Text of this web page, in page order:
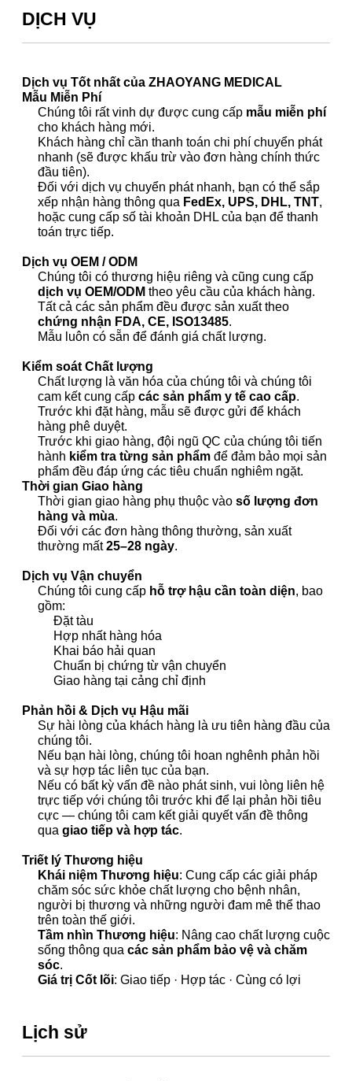
DỊCH VỤ
Dịch vụ Tốt nhất của ZHAOYANG MEDICAL
Mẫu Miễn Phí
Chúng tôi rất vinh dự được cung cấp mẫu miễn phí
cho khách hàng mới.
Khách hàng chỉ cần thanh toán chi phí chuyển phát
nhanh (sẽ được khấu trừ vào đơn hàng chính thức
đầu tiên).
Đối với dịch vụ chuyển phát nhanh, bạn có thể sắp
xếp nhận hàng thông qua FedEx, UPS, DHL, TNT,
hoặc cung cấp số tài khoản DHL của bạn để thanh
toán trực tiếp.
Dịch vụ OEM / ODM
Chúng tôi có thương hiệu riêng và cũng cung cấp
dịch vụ OEM/ODMtheo yêu cầu của khách hàng.
Tất cả các sản phẩm đều được sản xuất theo
chứng nhận FDA, CE, ISO13485.
Mẫu luôn có sẵn để đánh giá chất lượng.
Kiểm soát Chất lượng
Chất lượng là văn hóa của chúng tôi và chúng tôi
cam kết cung cấp các sản phẩm y tế cao cấp.
Trước khi đặt hàng, mẫu sẽ được gửi để khách
hàng phê duyệt.
Trước khi giao hàng, đội ngũ QC của chúng tôi tiến
hành kiểm tra từng sản phẩmđể đảm bảo mọi sản
phẩm đều đáp ứng các tiêu chuẩn nghiêm ngặt.
Thời gian Giao hàng
Thời gian giao hàng phụ thuộc vào số lượng đơn
hàng và mùa.
Đối với các đơn hàng thông thường, sản xuất
thường mất25–28 ngày.
Dịch vụ Vận chuyển
Chúng tôi cung cấp hỗ trợ hậu cần toàn diện, bao
gồm:
Đặt tàu
Hợp nhất hàng hóa
Khai báo hải quan
Chuẩn bị chứng từ vận chuyển
Giao hàng tại cảng chỉ định
Phản hồi & Dịch vụ Hậu mãi
Sự hài lòng của khách hàng là ưu tiên hàng đầu của
chúng tôi.
Nếu bạn hài lòng, chúng tôi hoan nghênh phản hồi
và sự hợp tác liên tục của bạn.
Nếu có bất kỳ vấn đề nào phát sinh, vui lòng liên hệ
trực tiếp với chúng tôi trước khi để lại phản hồi tiêu
cực — chúng tôi cam kết giải quyết vấn đề thông
qua giao tiếp và hợp tác.
Triết lý Thương hiệu
Khái niệm Thương hiệu: Cung cấp các giải pháp
chăm sóc sức khỏe chất lượng cho bệnh nhân,
người bị thương và những người đam mê thể thao
trên toàn thế giới.
Tầm nhìn Thương hiệu: Nâng cao chất lượng cuộc
sống thông qua các sản phẩm bảo vệ và chăm
sóc.
Giá trị Cốt lõi: Giao tiếp · Hợp tác · Cùng có lợi
Lịch sử